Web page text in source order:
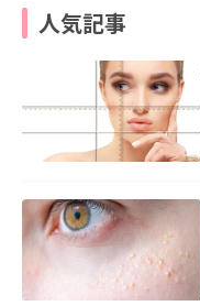
人気記事